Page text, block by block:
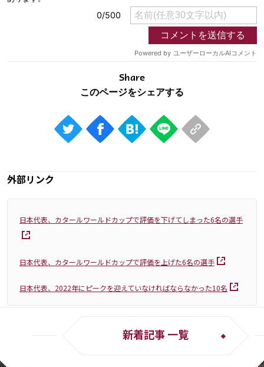
Share
外部リンク
日本代表、カタールワールドカップで評価を下げてしまった6名の選手
日本代表、カタールワールドカップで評価を上げた6名の選手
日本代表、2022年にピークを迎えていなければならなかった10名
新着記事 一覧